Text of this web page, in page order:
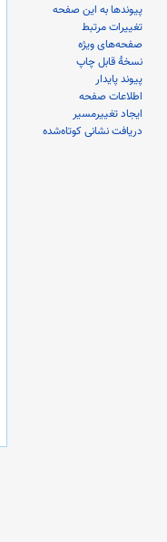
پیوندها به این صفحه
تغییرات مرتبط
صفحه‌های ویژه
نسخهٔ قابل چاپ
پیوند پایدار
اطلاعات صفحه
ایجاد تغییرمسیر
دریافت نشانی کوتاه‌شده